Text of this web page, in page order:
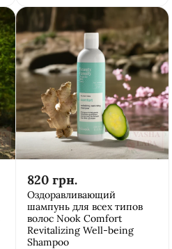
820 грн.
Оздоравливающий
шампунь для всех типов
волос Nook Comfort
Revitalizing Well-being
Shampoo